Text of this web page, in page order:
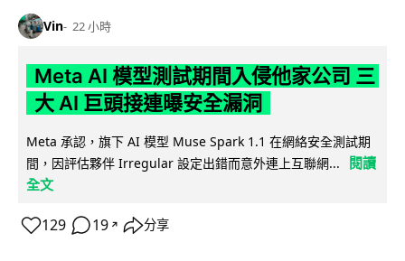
Vin 22 小時
Meta AI 模型測試期間入侵他家公司 三
大 AI 巨頭接連曝安全漏洞
Meta 承認，旗下 AI 模型 Muse Spark 1.1 在網絡安全測試期
間，因評估夥伴 Irregular 設定出錯而意外連上互聯網...
閱讀
全文
129 19 ↗ 分享